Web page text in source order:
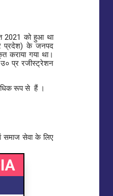
2021 को हुआ था
प्रदेश) के जनपद
कराया गया था।
उ० प्र रजीस्ट्रेशन
रूप से हैं ।
समाज सेवा के लिए